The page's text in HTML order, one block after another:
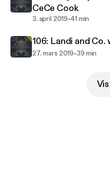
CeCe Cook
3. april 2019-41 min
106: Landi and
27. mars 2019-39 min